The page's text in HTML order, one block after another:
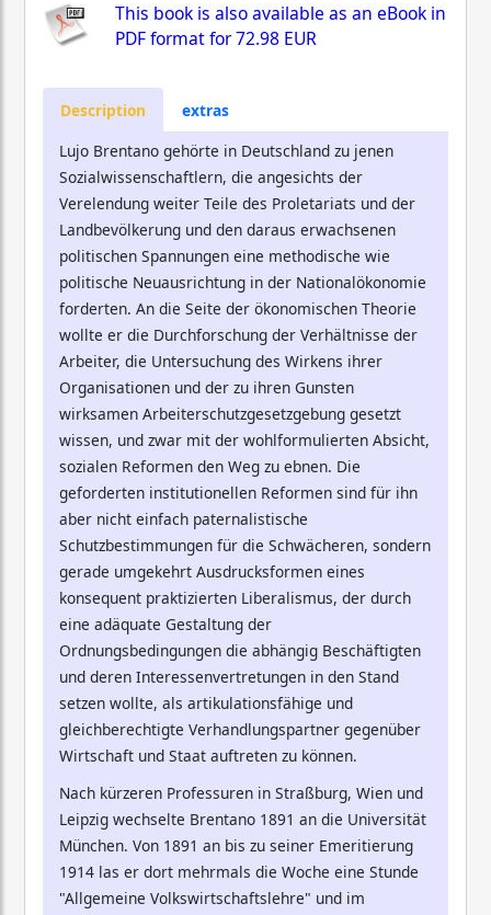
This book is also available as an eBook in
PDF format for72.98 EUR
Description
extras
Lujo Brentano gehörte in Deutschland zu jenen
Sozialwissenschaftlern, die angesichts der
Verelendung weiter Teile des Proletariats und der
Landbevölkerung und den daraus erwachsenen
politischen Spannungen eine methodische wie
politische Neuausrichtung in der Nationalökonomie
forderten. An die Seite der ökonomischen Theorie
wollte er die Durchforschung der Verhältnisse der
Arbeiter, die Untersuchung des Wirkens ihrer
Organisationen und der zu ihren Gunsten
wirksamen Arbeiterschutzgesetzgebung gesetzt
wissen, und zwar mit der wohlformulierten Absicht,
sozialen Reformen den Weg zu ebnen. Die
geforderten institutionellen Reformen sind für ihn
aber nicht einfach paternalistische
Schutzbestimmungen für die Schwächeren, sondern
gerade umgekehrt Ausdrucksformen eines
konsequent praktizierten Liberalismus, der durch
eine adäquate Gestaltung der
Ordnungsbedingungen die abhängig Beschäftigten
und deren Interessenvertretungen in den Stand
setzen wollte, als artikulationsfähige und
gleichberechtigte Verhandlungspartner gegenüber
Wirtschaft und Staat auftreten zu können.
Nach kürzeren Professuren in Straßburg, Wien und
Leipzig wechselte Brentano 1891 an die Universität
München. Von 1891 an bis zu seiner Emeritierung
1914 las er dort mehrmals die Woche eine Stunde
"Allgemeine Volkswirtschaftslehre" und im